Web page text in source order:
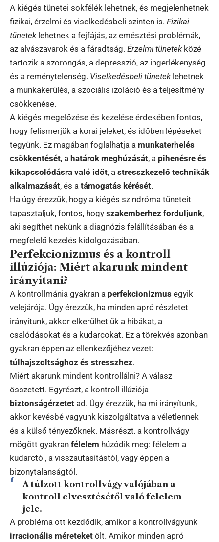
A kiégés tünetei sokfélék lehetnek, és megjelenhetnek
fizikai, érzelmi és viselkedésbeli szinten is. Fizikai
tüneteklehetnek a fejfájás, az emésztési problémák,
az alvászavarok és a fáradtság. Érzelmi tünetekközé
tartozik a szorongás, a depresszió, az ingerlékenység
és a reménytelenség. Viselkedésbeli tüneteklehetnek
a munkakerülés, a szociális izoláció és a teljesítmény
csökkenése.
A kiégés megelőzése és kezelése érdekében fontos,
hogy felismerjük a korai jeleket, és időben lépéseket
tegyünk. Ez magában foglalhatja a munkaterhelés
csökkentését, a határok meghúzását, a pihenésre és
kikapcsolódásra való időt, a stresszkezelő technikák
alkalmazását, és a támogatás kérését.
Ha úgy érezzük, hogy a kiégés szindróma tüneteit
tapasztaljuk, fontos, hogy szakemberhez forduljunk,
aki segíthet nekünk a diagnózis felállításában és a
megfelelő kezelés kidolgozásában.
Perfekcionizmus és a kontroll
illúziója: Miért akarunk mindent
irányítani?
A kontrollmánia gyakran a perfekcionizmus egyik
velejárója. Úgy érezzük, ha minden apró részletet
irányítunk, akkor elkerülhetjük a hibákat, a
csalódásokat és a kudarcokat. Ez a törekvés azonban
gyakran éppen az ellenkezőjéhez vezet:
túlhajszoltsághoz és stresszhez.
Miért akarunk mindent kontrollálni? A válasz
összetett. Egyrészt, a kontroll illúziója
biztonságérzetet ad. Úgy érezzük, ha mi irányítunk,
akkor kevésbé vagyunk kiszolgáltatva a véletlennek
és a külső tényezőknek. Másrészt, a kontrollvágy
mögött gyakran félelem húzódik meg: félelem a
kudarctól, a visszautasítástól, vagy éppen a
bizonytalanságtól.
A túlzott kontrollvágy valójában a
kontroll elvesztésétől való félelem
jele.
A probléma ott kezdődik, amikor a kontrollvágyunk
irracionális méreteket ölt. Amikor minden apró